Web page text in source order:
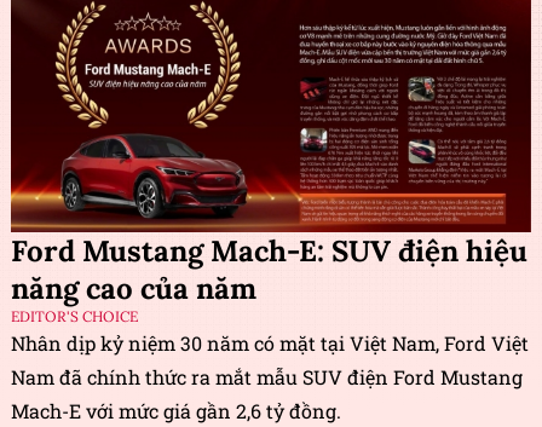
Ford Mustang Mach-E: SUV điện hiệu
năng cao của năm
EDITOR'S CHOICE
Nhân dịp kỷ niệm 30 năm có mặt tại Việt Nam, Ford Việt
Nam đã chính thức ra mắt mẫu SUV điện Ford Mustang
Mach-E với mức giá gần 2,6 tỷ đồng.